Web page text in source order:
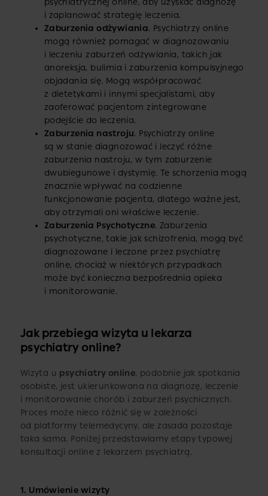
psychiatrycznej online, aby uzyskać diagnozę
i zaplanować strategię leczenia.
Zaburzenia odżywiania. Psychiatrzy online
mogą również pomagać w diagnozowaniu
i leczeniu zaburzeń odżywiania, takich jak
anoreksja, bulimia i zaburzenia kompulsyjnego
objadania się. Mogą współpracować
z dietetykami i innymi specjalistami, aby
zaoferować pacjentom zintegrowane
podejście do leczenia.
Zaburzenia nastroju. Psychiatrzy online
są w stanie diagnozować i leczyć różne
zaburzenia nastroju, w tym zaburzenie
dwubiegunowe i dystymię. Te schorzenia mogą
znacznie wpływać na codzienne
funkcjonowanie pacjenta, dlatego ważne jest,
aby otrzymali oni właściwe leczenie.
Zaburzenia Psychotyczne. Zaburzenia
psychotyczne, takie jak schizofrenia, mogą być
diagnozowane i leczone przez psychiatrę
online, chociaż w niektórych przypadkach
może być konieczna bezpośrednia opieka
i monitorowanie.
Jak przebiega wizyta u lekarza
psychiatry online?
Wizyta u psychiatry online, podobnie jak spotkania
osobiste, jest ukierunkowana na diagnozę, leczenie
i monitorowanie chorób i zaburzeń psychicznych.
Proces może nieco różnić się w zależności
od platformy telemedycyny, ale zasada pozostaje
taka sama. Poniżej przedstawiamy etapy typowej
konsultacji online z lekarzem psychiatrą.
1. Umówienie wizyty